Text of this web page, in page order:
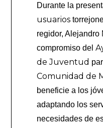
Durante la
usuarios
regidor, Alejandro
compromiso del
de Juventud
Comunidad de
beneficie a los
adaptando los
necesidades de